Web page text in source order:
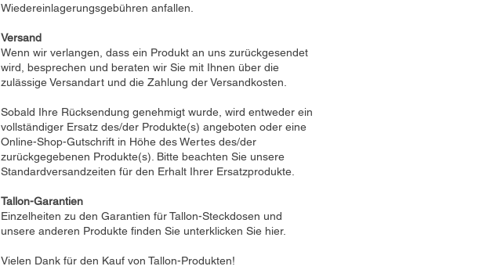
Wiedereinlagerungsgebühren anfallen.
Versand
Wenn wir verlangen, dass ein Produkt an uns zurückgesendet
wird, besprechen und beraten wir Sie mit Ihnen über die
zulässige Versandart und die Zahlung der Versandkosten.
Sobald Ihre Rücksendung genehmigt wurde, wird entweder ein
vollständiger Ersatz des/der Produkte(s) angeboten oder eine
Online-Shop-Gutschrift in Höhe des Wertes des/der
zurückgegebenen Produkte(s). Bitte beachten Sie unsere
Standardversandzeiten für den Erhalt Ihrer Ersatzprodukte.
Tallon-Garantien
Einzelheiten zu den Garantien für Tallon-Steckdosen und
unsere anderen Produkte finden Sie unterklicken Sie hier.
Vielen Dank für den Kauf von Tallon-Produkten!